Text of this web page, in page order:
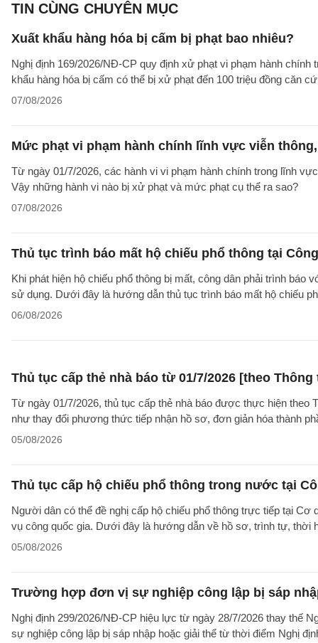
TIN CÙNG CHUYÊN MỤC
Xuất khẩu hàng hóa bị cấm bị phạt bao nhiêu?
Nghị định 169/2026/NĐ-CP quy định xử phạt vi phạm hành
khẩu hàng hóa bị cấm có thể bị xử phạt đến 100 triệu đồng căn
07/08/2026
Mức phạt vi phạm hành chính lĩnh vực viễn
Từ ngày 01/7/2026, các hành vi vi phạm hành chính trong lĩnh
Vậy những hành vi nào bị xử phạt và mức phạt cụ thể ra sao?
07/08/2026
Thủ tục trình báo mất hộ chiếu phổ thông tại
Khi phát hiện hộ chiếu phổ thông bị mất, công dân phải trình
sử dụng. Dưới đây là hướng dẫn thủ tục trình báo mất hộ chiếu
06/08/2026
Thủ tục cấp thẻ nhà báo từ 01/7/2026 [theo Thông
Từ ngày 01/7/2026, thủ tục cấp thẻ nhà báo được thực hiện
như thay đổi phương thức tiếp nhận hồ sơ, đơn giản hóa thành
05/08/2026
Thủ tục cấp hộ chiếu phổ thông trong nước tại
Người dân có thể đề nghị cấp hộ chiếu phổ thông trực tiếp tại
vụ công quốc gia. Dưới đây là hướng dẫn về hồ sơ, trình tự, thời
05/08/2026
Trường hợp đơn vị sự nghiệp công lập bị sáp
Nghị định 299/2026/NĐ-CP hiệu lực từ ngày 28/7/2026 thay thế
sự nghiệp công lập bị sáp nhập hoặc giải thể từ thời điểm Nghị